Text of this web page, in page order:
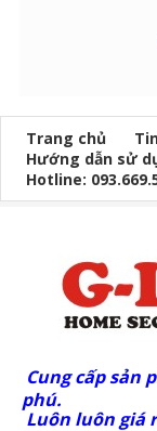
Trang chủ
Hướng dẫn sử
Hotline:
Cung cấp sản
phú.
Luôn luôn giá